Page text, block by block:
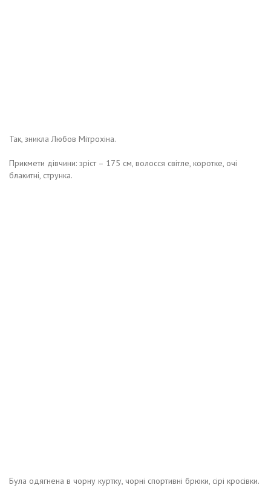
Так, зникла Любов Мітрохіна.
Прикмети дівчини: зріст – 175 см, волосся світле, коротке, очі
блакитні, струнка.
Була одягнена в чорну куртку, чорні спортивні брюки, сірі кросівки.